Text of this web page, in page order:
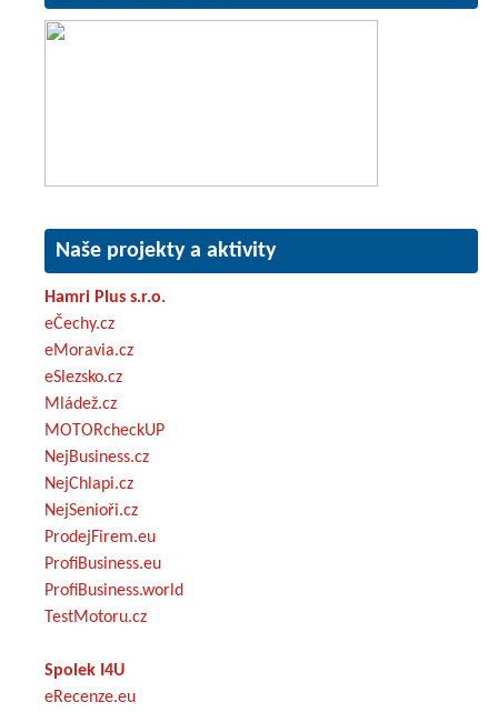
Naše projekty a aktivity
Hamri Plus s.r.o.
eČechy.cz
eMoravia.cz
eSlezsko.cz
Mládež.cz
MOTORcheckUP
NejBusiness.cz
NejChlapi.cz
NejSenioři.cz
ProdejFirem.eu
ProfiBusiness.eu
ProfiBusiness.world
TestMotoru.cz
Spolek I4U
eRecenze.eu